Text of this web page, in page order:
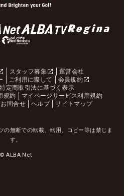
スタッフ募集
運営会社
ご利用に際して
会員規約
特定商取引法に基づく表示
規約
マイページサービス利用規約
お問合せ ヘルプ サイトマップ
の無断での転載、転用、コピー等は禁じま
す。
© ALBA Net